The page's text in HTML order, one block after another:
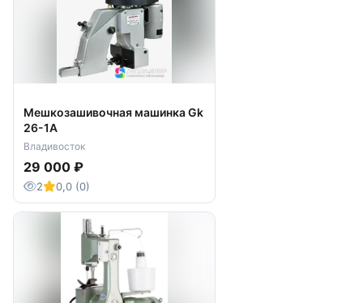
Мешкозашивочная машинка Gk
26-1A
Владивосток
29 000 ₽
2 0,0 (0)